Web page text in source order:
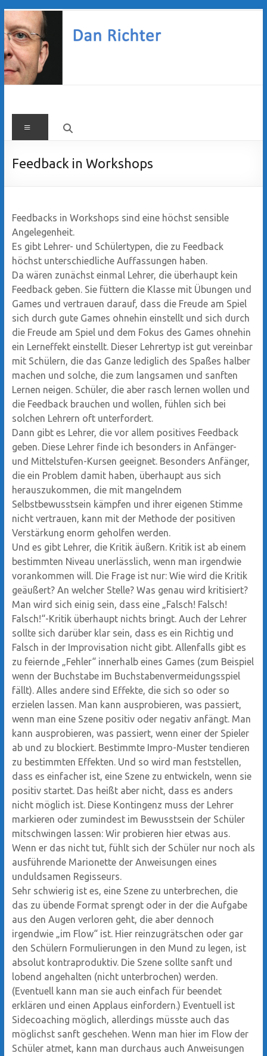
Zum
Inhalt
springen
Dan
Richter
Menü
Feedback in Workshops
Feedbacks in Workshops sind eine höchst sensible
Angelegenheit.
Es gibt Lehrer- und Schülertypen, die zu Feedback
höchst unterschiedliche Auffassungen haben.
Da wären zunächst einmal Lehrer, die überhaupt kein
Feedback geben. Sie füttern die Klasse mit Übungen und
Games und vertrauen darauf, dass die Freude am Spiel
sich durch gute Games ohnehin einstellt und sich durch
die Freude am Spiel und dem Fokus des Games ohnehin
ein Lerneffekt einstellt. Dieser Lehrertyp ist gut vereinbar
mit Schülern, die das Ganze lediglich des Spaßes halber
machen und solche, die zum langsamen und sanften
Lernen neigen. Schüler, die aber rasch lernen wollen und
die Feedback brauchen und wollen, fühlen sich bei
solchen Lehrern oft unterfordert.
Dann gibt es Lehrer, die vor allem positives Feedback
geben. Diese Lehrer finde ich besonders in Anfänger-
und Mittelstufen-Kursen geeignet. Besonders Anfänger,
die ein Problem damit haben, überhaupt aus sich
herauszukommen, die mit mangelndem
Selbstbewusstsein kämpfen und ihrer eigenen Stimme
nicht vertrauen, kann mit der Methode der positiven
Verstärkung enorm geholfen werden.
Und es gibt Lehrer, die Kritik äußern. Kritik ist ab einem
bestimmten Niveau unerlässlich, wenn man irgendwie
vorankommen will. Die Frage ist nur: Wie wird die Kritik
geäußert? An welcher Stelle? Was genau wird kritisiert?
Man wird sich einig sein, dass eine „Falsch! Falsch!
Falsch!“-Kritik überhaupt nichts bringt. Auch der Lehrer
sollte sich darüber klar sein, dass es ein Richtig und
Falsch in der Improvisation nicht gibt. Allenfalls gibt es
zu feiernde „Fehler“ innerhalb eines Games (zum Beispiel
wenn der Buchstabe im Buchstabenvermeidungsspiel
fällt). Alles andere sind Effekte, die sich so oder so
erzielen lassen. Man kann ausprobieren, was passiert,
wenn man eine Szene positiv oder negativ anfängt. Man
kann ausprobieren, was passiert, wenn einer der Spieler
ab und zu blockiert. Bestimmte Impro-Muster tendieren
zu bestimmten Effekten. Und so wird man feststellen,
dass es einfacher ist, eine Szene zu entwickeln, wenn sie
positiv startet. Das heißt aber nicht, dass es anders
nicht möglich ist. Diese Kontingenz muss der Lehrer
markieren oder zumindest im Bewusstsein der Schüler
mitschwingen lassen: Wir probieren hier etwas aus.
Wenn er das nicht tut, fühlt sich der Schüler nur noch als
ausführende Marionette der Anweisungen eines
unduldsamen Regisseurs.
Sehr schwierig ist es, eine Szene zu unterbrechen, die
das zu übende Format sprengt oder in der die Aufgabe
aus den Augen verloren geht, die aber dennoch
irgendwie „im Flow“ ist. Hier reinzugrätschen oder gar
den Schülern Formulierungen in den Mund zu legen, ist
absolut kontraproduktiv. Die Szene sollte sanft und
lobend angehalten (nicht unterbrochen) werden.
(Eventuell kann man sie auch einfach für beendet
erklären und einen Applaus einfordern.) Eventuell ist
Sidecoaching möglich, allerdings müsste auch das
möglichst sanft geschehen. Wenn man hier im Flow der
Schüler atmet, kann man durchaus auch Anweisungen